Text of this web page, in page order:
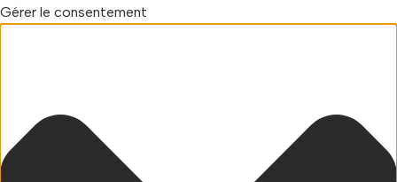
Gérer le consentement